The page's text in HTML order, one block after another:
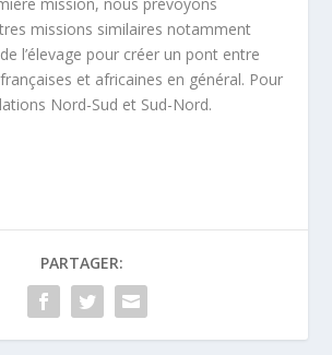
missions similaires notamment
l’élevage pour créer un pont entre
et africaines en général. Pour
Nord-Sud et Sud-Nord.
PARTAGER: